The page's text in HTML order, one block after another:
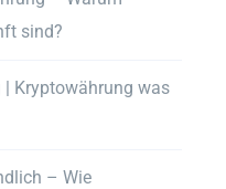
sind?
Kryptowährung was
– Wie